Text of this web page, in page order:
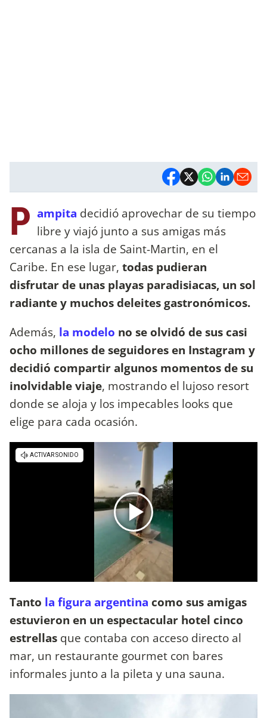
P ampita decidió aprovechar de su tiempo
libre y viajó junto a sus amigas más
cercanas a la isla de Saint-Martin, en el
Caribe. En ese lugar, todas pudieran
disfrutar de unas playas paradisiacas, un sol
radiante y muchos deleites gastronómicos.
Además, la modelo no se olvidó de sus casi
ocho millones de seguidores en Instagram y
decidió compartir algunos momentos de su
inolvidable viaje, mostrando el lujoso resort
donde se aloja y los impecables looks que
elige para cada ocasión.
Tanto la figura argentina como sus amigas
estuvieron en un espectacular hotel cinco
estrellas que contaba con acceso directo al
mar, un restaurante gourmet con bares
informales junto a la pileta y una sauna.